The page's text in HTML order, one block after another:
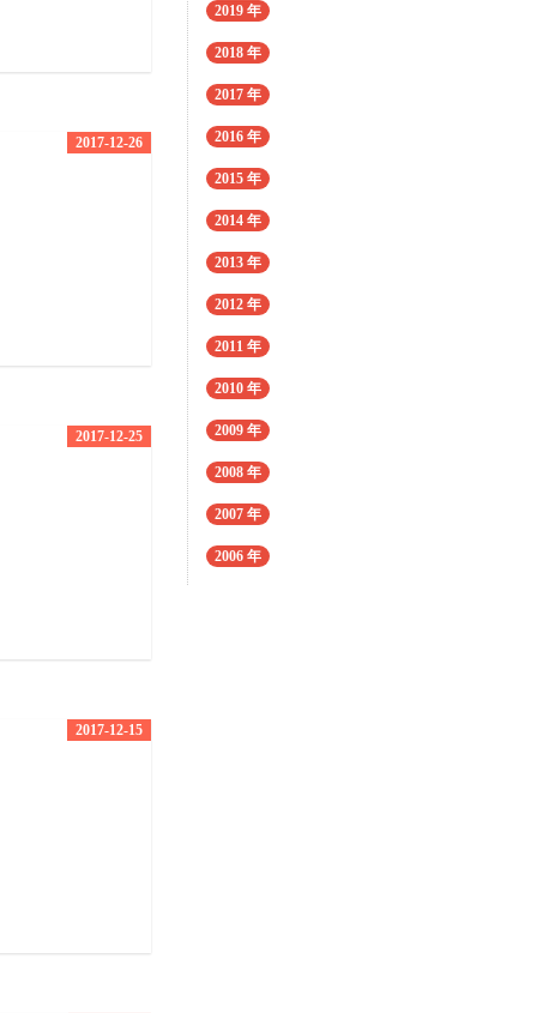
2017-12-26
2017-12-25
2017-12-15
2019 年
2018 年
2017 年
2016 年
2015 年
2014 年
2013 年
2012 年
2011 年
2010 年
2009 年
2008 年
2007 年
2006 年